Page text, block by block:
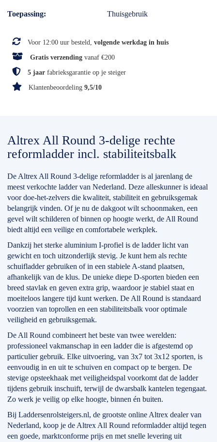
Specificaties
Toepassing Thuisgebruik
Voor 12:00 uur besteld, volgende werkdag in huis
Gratis verzending vanaf €200
5 jaar fabrieksgarantie op je steiger
Klantenbeoordeling 9,5/10
Altrex All Round 3-delige rechte
reformladder incl. stabiliteitsbalk
De Altrex All Round 3-delige reformladder is al jarenlang de
meest verkochte ladder van Nederland. Deze alleskunner is ideaal
voor doe-het-zelvers die kwaliteit, stabiliteit en gebruiksgemak
belangrijk vinden. Of je nu de dakgoot wilt schoonmaken, een
gevel wilt schilderen of binnen op hoogte werkt, de All Round
biedt altijd een veilige en comfortabele werkplek.
Dankzij het sterke aluminium I-profiel is de ladder licht van
gewicht en toch uitzonderlijk stevig. Je kunt hem als rechte
schuifladder gebruiken of in een stabiele A-stand plaatsen,
afhankelijk van de klus. De unieke diepe D-sporten bieden een
breed stavlak en geven extra grip, waardoor je stabiel staat en
moeiteloos langere tijd kunt werken. De All Round is standaard
voorzien van toprollen en een stabiliteitsbalk voor optimale
veiligheid en gebruiksgemak.
De All Round combineert het beste van twee werelden:
professioneel vakmanschap in een ladder die is afgestemd op
particulier gebruik. Elke uitvoering, van 3x7 tot 3x12 sporten, is
eenvoudig in en uit te schuiven en compact op te bergen. De
stevige opsteekhaak met veiligheidspal voorkomt dat de ladder
tijdens gebruik inschuift, terwijl de dwarsbalk kantelen tegengaat.
Zo werk je veilig op elke hoogte, binnen én buiten.
Bij Laddersenrolsteigers.nl, de grootste online Altrex dealer van
Nederland, koop je de Altrex All Round reformladder altijd tegen
een goede, marktconforme prijs en met snelle levering uit